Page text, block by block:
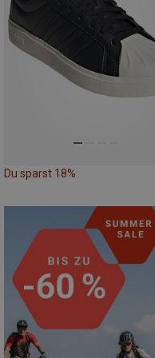
Du sparst 18%